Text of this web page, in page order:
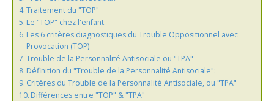
Traitement du "TOP"
Le "TOP" chez l'enfant:
Les 6 critères diagnostiques du Trouble Oppositionnel avec
Provocation (TOP)
Trouble de la Personnalité Antisociale ou "TPA"
Définition du "Trouble de la Personnalité Antisociale":
Critères du Trouble de la Personnalité Antisociale, ou "TPA"
Différences entre "TOP" & "TPA"